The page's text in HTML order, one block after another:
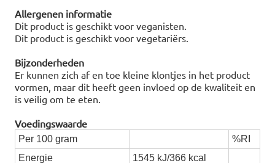
Allergenen informatie
Dit product is geschikt voor veganisten.
Dit product is geschikt voor vegetariërs.
Bijzonderheden
Er kunnen zich af en toe kleine klontjes in het product
vormen, maar dit heeft geen invloed op de kwaliteit en
is veilig om te eten.
Voedingswaarde
Per 100 gram
%RI
Energie
1545 kJ/366 kcal